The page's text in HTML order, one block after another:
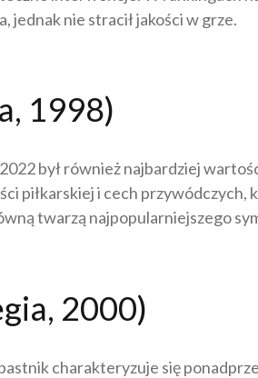
jednak nie stracił jakości w grze.
1998)
był również najbardziej
piłkarskiej i cech
twarzą najpopularniejszego
2000)
charakteryzuje się